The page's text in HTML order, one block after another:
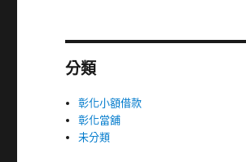
分類
彰化小額借款
彰化當舖
未分類